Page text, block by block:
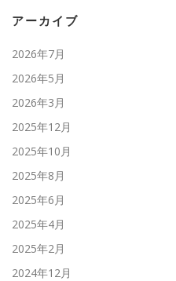
アーカイブ
2026年7月
2026年5月
2026年3月
2025年12月
2025年10月
2025年8月
2025年6月
2025年4月
2025年2月
2024年12月